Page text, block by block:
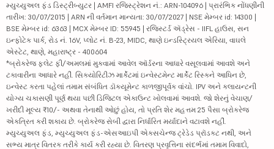
મ્યુચ્યુઅલ ફંડ ડિસ્ટ્રીબ્યુટર | AMFI રજિસ્ટ્રેશન નં.: ARN-104096 | પ્રારંભિક નોંધણીની
તારીખ: 30/07/2015 | ARN ની વર્તમાન માન્યતા: 30/07/2027 | NSE મેમ્બર id: 14300 |
BSE મેમ્બર id: 6363 | MCX મેમ્બર ID: 55945 | રજિસ્ટર્ડ ઍડ્રેસ - IIFL હાઉસ, સન
ઇન્ફોટેક પાર્ક, રોડ નં. 16V, પ્લોટ નં. B-23, MIDC, થાણે ઇન્ડસ્ટ્રિયલ એરિયા, વાઘલે
એસ્ટેટ, થાણે, મહારાષ્ટ્ર - 400604
*બ્રોકરેજ ફ્લેટ ફી/અમલમાં મુકવામાં આવેલ ઑર્ડરના આધારે વસૂલવામાં આવશે અને
ટકાવારીના આધારે નહીં. સિક્યોરિટીઝ માર્કેટમાં ઇન્વેસ્ટમેન્ટ માર્કેટ રિસ્કને આધિન છે,
ઇન્વેસ્ટ કરતા પહેલાં તમામ સંબંધિત ડૉક્યૂમેન્ટ કાળજીપૂર્વક વાંચો. IPV અને ક્લાયન્ટની
યોગ્ય ચકાસણી પૂર્ણ થયા પછી ડિજિટલ એકાઉન્ટ ખોલવામાં આવશે. જો શેરનું વેચાણ/
ખરીદી મૂલ્ય ₹10/- અથવા તેનાથી ઓછું હોય, તો પ્રતિ શેર મહત્તમ 25 પૈસા બ્રોકરેજ
એકત્રિત કરી શકાય છે. બ્રોકરેજ સેબી દ્વારા નિર્ધારિત મર્યાદાને વટાવશે નહીં.
મ્યુચ્યુઅલ ફંડ, મ્યુચ્યુઅલ ફંડ-એસઆઇપી એક્સચેન્જ ટ્રેડેડ પ્રૉડક્ટ નથી, અને
સભ્ય માત્ર વિતરક તરીકે કાર્ય કરી રહ્યા છે. વિતરણ પ્રવૃત્તિના સંદર્ભમાં તમામ વિવાદો,